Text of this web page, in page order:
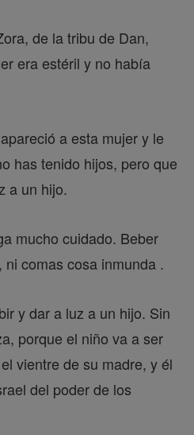
de la tribu de Dan,
era estéril y no había
a esta mujer y le
has tenido hijos, pero que
a un hijo.
mucho cuidado. Beber
comas cosa inmunda .
y dar a luz a un hijo. Sin
porque el niño va a ser
vientre de su madre, y él
del poder de los